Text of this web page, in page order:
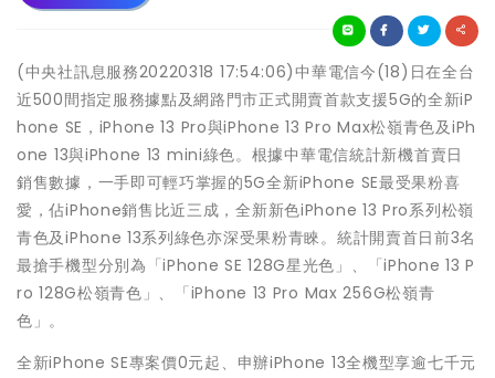
(中央社訊息服務20220318 17:54:06)中華電信今(18)日在全台
近500間指定服務據點及網路門市正式開賣首款支援5G的全新iP
hone SE，iPhone 13 Pro與iPhone 13 Pro Max松嶺青色及iPh
one 13與iPhone 13 mini綠色。根據中華電信統計新機首賣日
銷售數據，一手即可輕巧掌握的5G全新iPhone SE最受果粉喜
愛，佔iPhone銷售比近三成，全新新色iPhone 13 Pro系列松嶺
青色及iPhone 13系列綠色亦深受果粉青睞。統計開賣首日前3名
最搶手機型分別為「iPhone SE 128G星光色」、「iPhone 13 P
ro 128G松嶺青色」、「iPhone 13 Pro Max 256G松嶺青
色」。
全新iPhone SE專案價0元起、申辦iPhone 13全機型享逾七千元